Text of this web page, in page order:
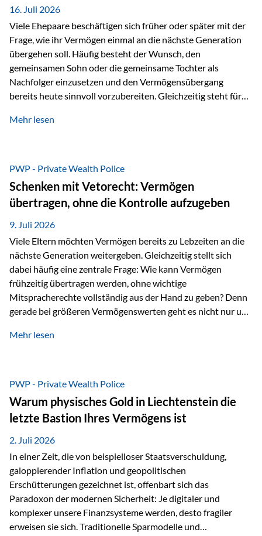
16. Juli 2026
Viele Ehepaare beschäftigen sich früher oder später mit der
Frage, wie ihr Vermögen einmal an die nächste Generation
übergehen soll. Häufig besteht der Wunsch, den
gemeinsamen Sohn oder die gemeinsame Tochter als
Nachfolger einzusetzen und den Vermögensübergang
bereits heute sinnvoll vorzubereiten. Gleichzeitig steht für
passiert, wenn einer der beiden verstirbt? Der überlebende
Vermögen verfügen können. Genau für diese
Ausgangssituation bietet die Private Wealth Police der
Vienna-Life eine durchdachte Gestaltungsmöglichkeit. Die
Ausgangssituation Stellen Sie sich folgendes Beispiel vor:
Ein…
Mehr lesen
PWP - Private Wealth Police
Schenken mit Vetorecht: Vermögen
übertragen, ohne die Kontrolle aufzugeben
9. Juli 2026
Viele Eltern möchten Vermögen bereits zu Lebzeiten an die
nächste Generation weitergeben. Gleichzeitig stellt sich
dabei häufig eine zentrale Frage: Wie kann Vermögen
frühzeitig übertragen werden, ohne wichtige
Mitspracherechte vollständig aus der Hand zu geben? Denn
gerade bei größeren Vermögenswerten geht es nicht nur um
sicherzustellen, dass das Vermögen langfristig erhalten
folgende Situation vor: Ein Vater schenkt seiner Tochter
einen Teil seines Vermögens. Einige Jahre später möchte die
Tochter das Geld kurzfristig verwenden, um…
Mehr lesen
PWP - Private Wealth Police
Warum physisches Gold in Liechtenstein die
letzte Bastion Ihres Vermögens ist
2. Juli 2026
In einer Zeit, die von beispielloser Staatsverschuldung,
galoppierender Inflation und geopolitischen
Erschütterungen gezeichnet ist, offenbart sich das
Paradoxon der modernen Sicherheit: Je digitaler und
komplexer unsere Finanzsysteme werden, desto fragiler
erweisen sie sich. Traditionelle Sparmodelle und